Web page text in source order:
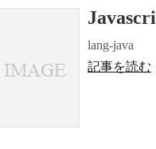
lang-java
記事を読む